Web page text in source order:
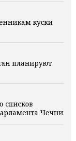
куски
планируют
списков
Чечни